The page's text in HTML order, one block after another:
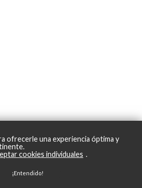
ofrecerle una experiencia óptima y
cookies individuales .
¡Entendido!